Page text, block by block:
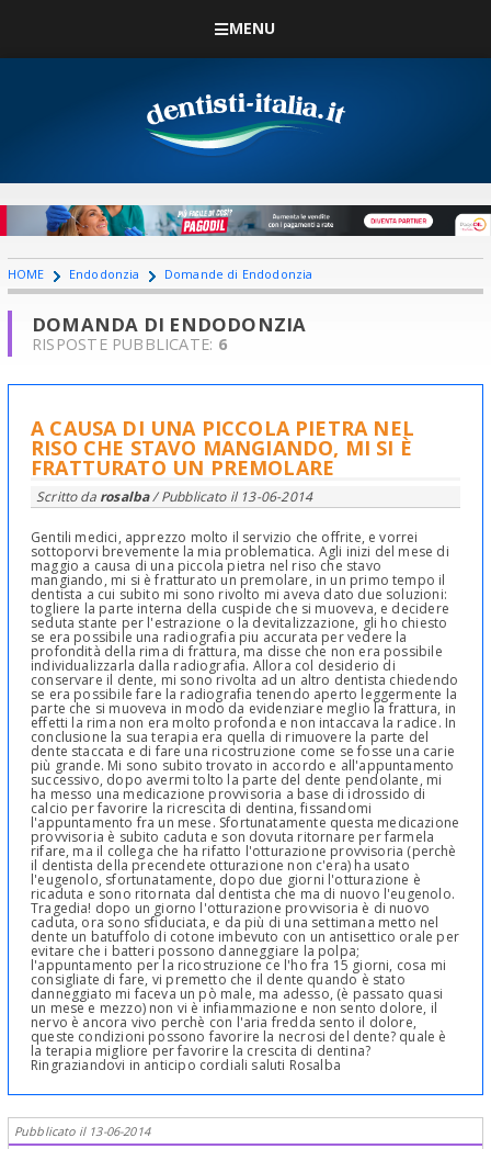
MENU
HOME Endodonzia Domande di Endodonzia
DOMANDA DI ENDODONZIA
RISPOSTE PUBBLICATE: 6
A CAUSA DI UNA PICCOLA PIETRA NEL
RISO CHE STAVO MANGIANDO, MI SI È
FRATTURATO UN PREMOLARE
Scritto da rosalba/ Pubblicato il 13-06-2014
Gentili medici, apprezzo molto il servizio che offrite, e vorrei
sottoporvi brevemente la mia problematica. Agli inizi del mese di
maggio a causa di una piccola pietra nel riso che stavo
mangiando, mi si è fratturato un premolare, in un primo tempo il
dentista a cui subito mi sono rivolto mi aveva dato due soluzioni:
togliere la parte interna della cuspide che si muoveva, e decidere
seduta stante per l'estrazione o la devitalizzazione, gli ho chiesto
se era possibile una radiografia piu accurata per vedere la
profondità della rima di frattura, ma disse che non era possibile
individualizzarla dalla radiografia. Allora col desiderio di
conservare il dente, mi sono rivolta ad un altro dentista chiedendo
se era possibile fare la radiografia tenendo aperto leggermente la
parte che si muoveva in modo da evidenziare meglio la frattura, in
effetti la rima non era molto profonda e non intaccava la radice. In
conclusione la sua terapia era quella di rimuovere la parte del
dente staccata e di fare una ricostruzione come se fosse una carie
più grande. Mi sono subito trovato in accordo e all'appuntamento
successivo, dopo avermi tolto la parte del dente pendolante, mi
ha messo una medicazione provvisoria a base di idrossido di
calcio per favorire la ricrescita di dentina, fissandomi
l'appuntamento fra un mese. Sfortunatamente questa medicazione
provvisoria è subito caduta e son dovuta ritornare per farmela
rifare, ma il collega che ha rifatto l'otturazione provvisoria (perchè
il dentista della precendete otturazione non c'era) ha usato
l'eugenolo, sfortunatamente, dopo due giorni l'otturazione è
ricaduta e sono ritornata dal dentista che ma di nuovo l'eugenolo.
Tragedia! dopo un giorno l'otturazione provvisoria è di nuovo
caduta, ora sono sfiduciata, e da più di una settimana metto nel
dente un batuffolo di cotone imbevuto con un antisettico orale per
evitare che i batteri possono danneggiare la polpa;
l'appuntamento per la ricostruzione ce l'ho fra 15 giorni, cosa mi
consigliate di fare, vi premetto che il dente quando è stato
danneggiato mi faceva un pò male, ma adesso, (è passato quasi
un mese e mezzo) non vi è infiammazione e non sento dolore, il
nervo è ancora vivo perchè con l'aria fredda sento il dolore,
queste condizioni possono favorire la necrosi del dente? quale è
la terapia migliore per favorire la crescita di dentina?
Ringraziandovi in anticipo cordiali saluti Rosalba
Pubblicato il 13-06-2014